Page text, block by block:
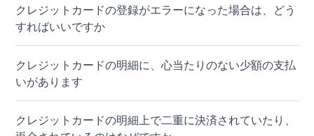
クレジットカードの登録がエラーになった場合は、どう
すればいいですか
クレジットカードの明細に、心当たりのない少額の支払
いがあります
クレジットカードの明細上で二重に決済されていたり、